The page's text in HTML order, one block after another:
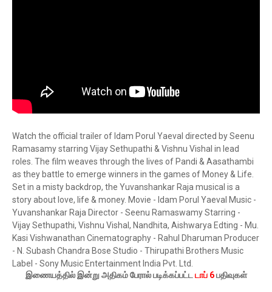
Watch the official trailer of Idam Porul Yaeval directed by Seenu
Ramasamy starring Vijay Sethupathi & Vishnu Vishal in lead
roles. The film weaves through the lives of Pandi & Aasathambi
as they battle to emerge winners in the games of Money & Life.
Set in a misty backdrop, the Yuvanshankar Raja musical is a
story about love, life & money. Movie - Idam Porul Yaeval Music -
Yuvanshankar Raja Director - Seenu Ramaswamy Starring -
Vijay Sethupathi, Vishnu Vishal, Nandhita, Aishwarya Edting - Mu.
Kasi Vishwanathan Cinematography - Rahul Dharuman Producer
- N. Subash Chandra Bose Studio - Thirupathi Brothers Music
Label - Sony Music Entertainment India Pvt. Ltd.
இணையத்தில் இன்று அதிகம் பேரால் படிக்கப்பட்ட டாப் 6பதிவுகள்